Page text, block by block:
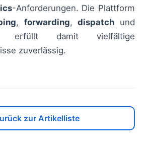
-Anforderungen. Die Plattform
, forwarding,dispatch und
damit vielfältige
zuverlässig.
zur Artikelliste